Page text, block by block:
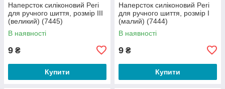
Наперсток силіконовий Peri
для ручного шиття, розмір III
(великий) (7445)
В наявності
9 ₴
Купити
Наперсток силіконовий Peri
для ручного шиття, розмір I
(малий) (7444)
В наявності
9 ₴
Купити